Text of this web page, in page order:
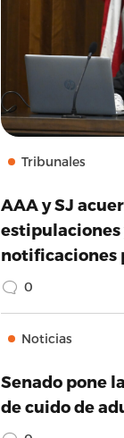
Tribunales
AAA y SJ
estipulaciones
notificaciones
0
Noticias
Senado pone
de cuido de